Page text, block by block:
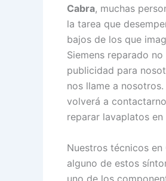
Cabra, muchas
la tarea que
bajos de los que
Siemens reparado
publicidad para
nos llame a
volverá a
reparar lavaplatos
Nuestros técnicos
alguno de estos
uno de los